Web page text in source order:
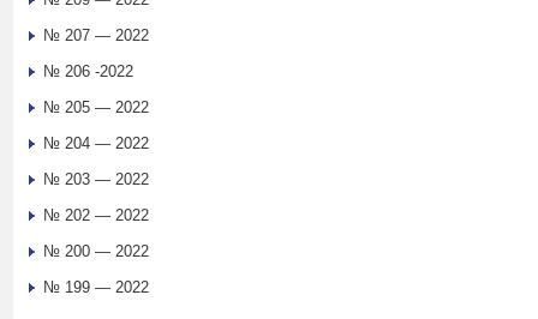
№ 207 — 2022
№ 206 -2022
№ 205 — 2022
№ 204 — 2022
№ 203 — 2022
№ 202 — 2022
№ 200 — 2022
№ 199 — 2022